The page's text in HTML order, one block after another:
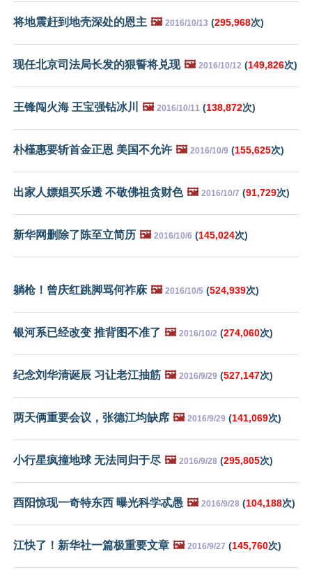
将地震赶到地壳深处的恩主 🖼️ 2016/10/13 (295,968次)
现任北京司法局长发的狠誓将兑现 🖼️ 2016/10/12 (149,826次)
王锋闯火海 王宝强钻冰川 🖼️ 2016/10/11 (138,872次)
朴槿惠要斩首金正恩 美国不允许 🖼️ 2016/10/9 (155,625次)
出家人嫖娼买乐透 不敬佛祖贪财色 🖼️ 2016/10/7 (91,729次)
新华网删除了陈至立简历 🖼️ 2016/10/6 (145,024次)
躺枪！曾庆红跳脚骂何祚庥 🖼️ 2016/10/5 (524,939次)
银河系已经改变 推背图不准了 🖼️ 2016/10/2 (274,060次)
纪念刘华清诞辰 习让老江抽筋 🖼️ 2016/9/29 (527,147次)
两天俩重要会议，张德江均缺席 🖼️ 2016/9/29 (141,069次)
小行星疯撞地球 无法同归于尽 🖼️ 2016/9/28 (295,805次)
酉阳惊现一奇特东西 曝光科学忒愚 🖼️ 2016/9/28 (104,188次)
江快了！新华社一篇极重要文章 🖼️ 2016/9/27 (145,760次)